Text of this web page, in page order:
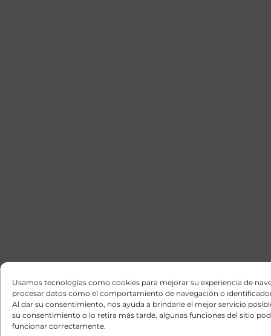
Usamos tecnologías como cookies para mejorar su experiencia de
procesar datos como el comportamiento de navegación o
Al dar su consentimiento, nos ayuda a brindarle el mejor servicio
su consentimiento o lo retira más tarde, algunas funciones del sitio
funcionar correctamente.